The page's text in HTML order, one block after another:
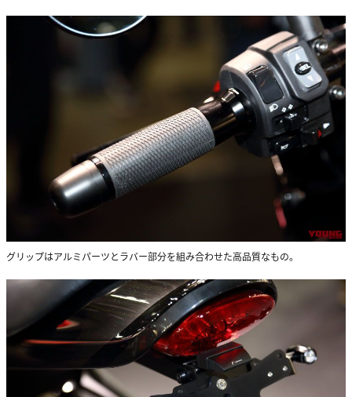
グリップはアルミパーツとラバー部分を組み合わせた高品質なもの。